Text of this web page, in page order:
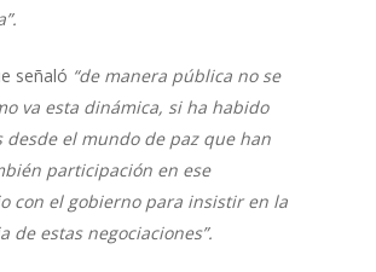
señaló “de manera pública no se
va esta dinámica, si ha habido
desde el mundo de paz que han
participación en ese
con el gobierno para insistir en la
de estas negociaciones”.